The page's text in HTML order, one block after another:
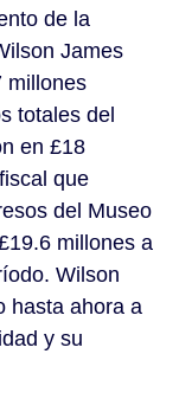
de la
James
millones
totales del
en £18
que
del Museo
millones a
Wilson
hasta ahora a
y su